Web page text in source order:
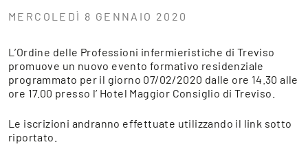
MERCOLEDÌ 8 GENNAIO 2020
L’Ordine delle Professioni infermieristiche di Treviso
promuove un nuovo evento formativo residenziale
programmato per il giorno 07/02/2020 dalle ore 14.30 alle
ore 17.00 presso l’ Hotel Maggior Consiglio di Treviso.
Le iscrizioni andranno effettuate utilizzando il link sotto
riportato.